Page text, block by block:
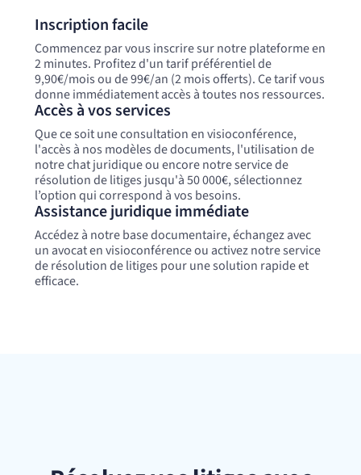
Inscription facile
Commencez par vous inscrire sur notre plateforme en
2 minutes. Profitez d'un tarif préférentiel de
9,90€/mois ou de 99€/an (2 mois offerts). Ce tarif vous
donne immédiatement accès à toutes nos ressources.
Accès à vos services
Que ce soit une consultation en visioconférence,
l'accès à nos modèles de documents, l'utilisation de
notre chat juridique ou encore notre service de
résolution de litiges jusqu'à 50 000€, sélectionnez
l’option qui correspond à vos besoins.
Assistance juridique immédiate
Accédez à notre base documentaire, échangez avec
un avocat en visioconférence ou activez notre service
de résolution de litiges pour une solution rapide et
efficace.